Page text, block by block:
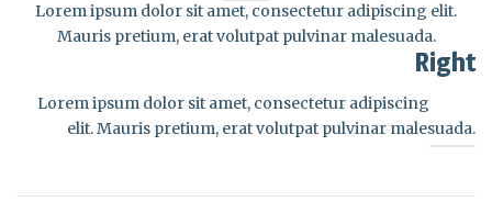
Lorem ipsum dolor sit amet, consectetur adipiscing elit.
Mauris pretium, erat volutpat pulvinar malesuada.
Right
Lorem ipsum dolor sit amet, consectetur adipiscing
elit. Mauris pretium, erat volutpat pulvinar malesuada.